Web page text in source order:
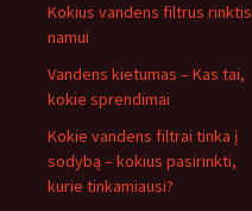
Kokius vandens filtrus rinktis
namui
Vandens kietumas – Kas tai,
kokie sprendimai
Kokie vandens filtrai tinka į
sodybą – kokius pasirinkti,
kurie tinkamiausi?